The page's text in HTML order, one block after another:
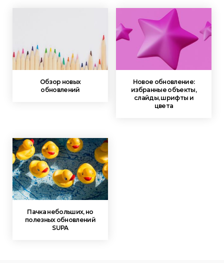
Обзор новых
обновлений
Новое обновление:
избранные объекты,
слайды, шрифты и
цвета
Пачка небольших, но
полезных обновлений
SUPA